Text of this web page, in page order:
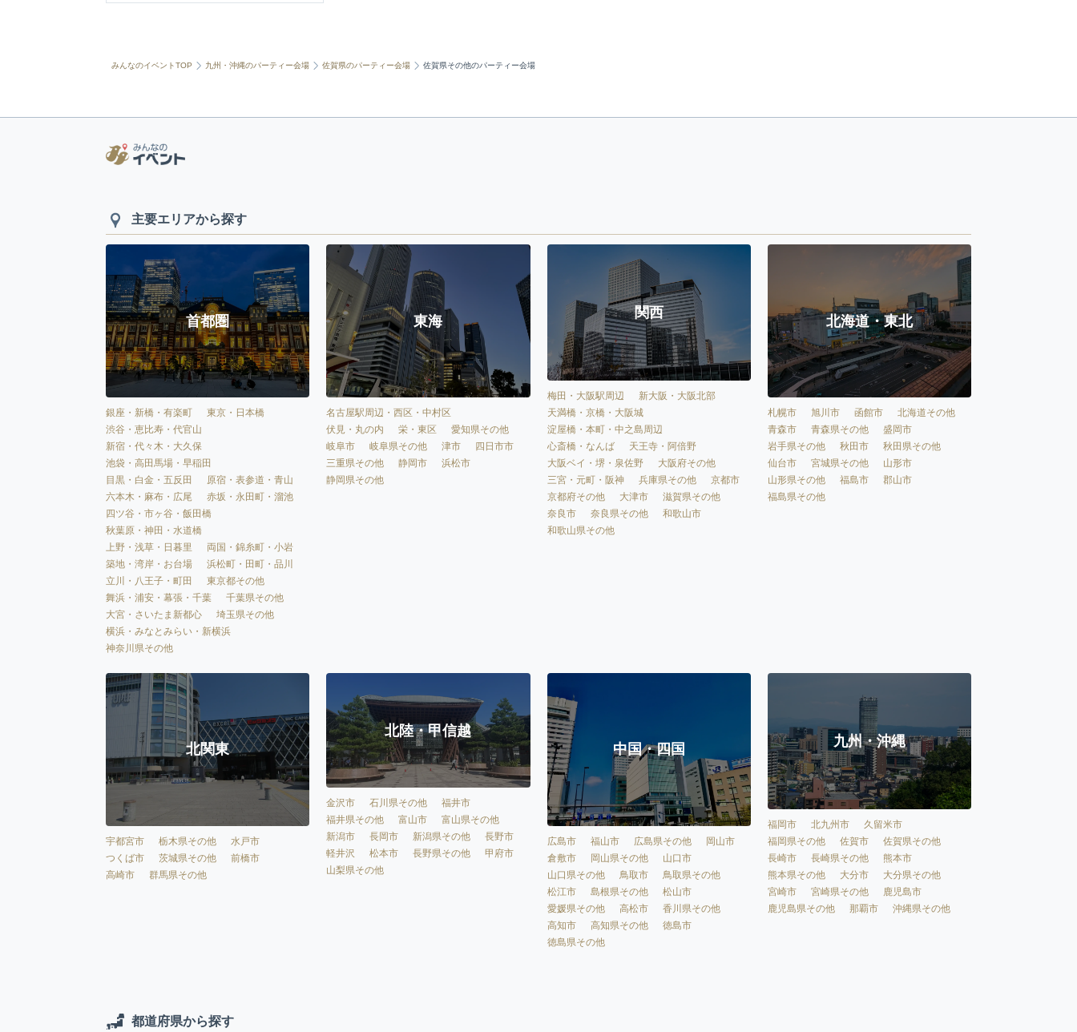
みんなのイベントTOP 九州・沖縄のパーティー会場 佐賀県のパーティー会場 佐賀県その他のパーティー会場
主要エリアから探す
首都圏
銀座・新橋・有楽町
東京・日本橋
渋谷・恵比寿・代官山
新宿・代々木・大久保
池袋・高田馬場・早稲田
目黒・白金・五反田
原宿・表参道・青山
六本木・麻布・広尾
赤坂・永田町・溜池
四ツ谷・市ヶ谷・飯田橋
秋葉原・神田・水道橋
上野・浅草・日暮里
両国・錦糸町・小岩
築地・湾岸・お台場
浜松町・田町・品川
立川・八王子・町田
東京都その他
舞浜・浦安・幕張・千葉
千葉県その他
大宮・さいたま新都心
埼玉県その他
横浜・みなとみらい・新横浜
神奈川県その他
東海
名古屋駅周辺・西区・中村区
伏見・丸の内
栄・東区
愛知県その他
岐阜市
岐阜県その他 津市
四日市市
三重県その他
静岡市
浜松市
静岡県その他
関西
梅田・大阪駅周辺
新大阪・大阪北部
天満橋・京橋・大阪城
淀屋橋・本町・中之島周辺
心斎橋・なんば
天王寺・阿倍野
大阪ベイ・堺・泉佐野
大阪府その他
三宮・元町・阪神
兵庫県その他
京都市
京都府その他
大津市
滋賀県その他
奈良市
奈良県その他
和歌山市
和歌山県その他
北海道・東北
札幌市 旭川市 函館市
北海道その他
青森市
青森県その他
盛岡市
岩手県その他
秋田市
秋田県その他
仙台市
宮城県その他
山形市
山形県その他
福島市
郡山市
福島県その他
北関東
宇都宮市 栃木県その他
水戸市
つくば市
茨城県その他
前橋市
高崎市
群馬県その他
北陸・甲信越
金沢市 石川県その他
福井市
福井県その他
富山市
富山県その他
新潟市
長岡市 新潟県その他
長野市
軽井沢
松本市 長野県その他
甲府市
山梨県その他
中国・四国
広島市 福山市 広島県その他
岡山市
倉敷市
岡山県その他
山口市
山口県その他
鳥取市
鳥取県その他
松江市
島根県その他
松山市
愛媛県その他
高松市
香川県その他
高知市
高知県その他
徳島市
徳島県その他
九州・沖縄
福岡市 北九州市
久留米市
福岡県その他
佐賀市
佐賀県その他
長崎市
長崎県その他
熊本市
熊本県その他
大分市
大分県その他
宮崎市
宮崎県その他
鹿児島市
鹿児島県その他
那覇市 沖縄県その他
都道府県から探す